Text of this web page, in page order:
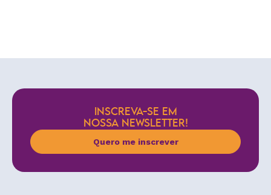
INSCREVA-SE EM
NOSSA NEWSLETTER!
Quero me inscrever